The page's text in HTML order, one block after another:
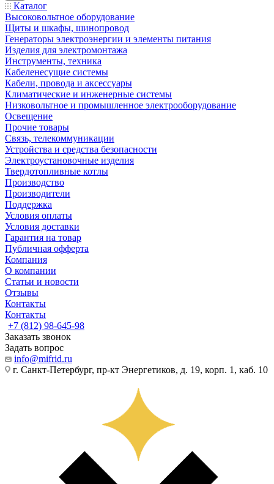
Каталог
Высоковольтное оборудование
Щиты и шкафы, шинопровод
Генераторы электроэнергии и элементы питания
Изделия для электромонтажа
Инструменты, техника
Кабеленесущие системы
Кабели, провода и аксессуары
Климатические и инженерные системы
Низковольтное и промышленное электрооборудование
Освещение
Прочие товары
Связь, телекоммуникации
Устройства и средства безопасности
Электроустановочные изделия
Твердотопливные котлы
Производство
Производители
Поддержка
Условия оплаты
Условия доставки
Гарантия на товар
Публичная офферта
Компания
О компании
Статьи и новости
Отзывы
Контакты
Контакты
+7 (812) 98-645-98
Заказать звонок
Задать вопрос
info@mifrid.ru
г. Санкт-Петербург, пр-кт Энергетиков, д. 19, корп. 1, каб. 10